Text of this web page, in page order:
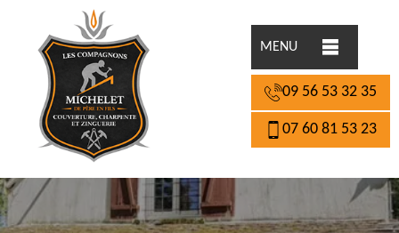
MENU
09 56 53 32 35
07 60 81 53 23